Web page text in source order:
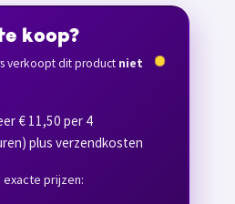
koop?
verkoopt dit product niet
€ 11,50 per 4
plus verzendkosten
prijzen: